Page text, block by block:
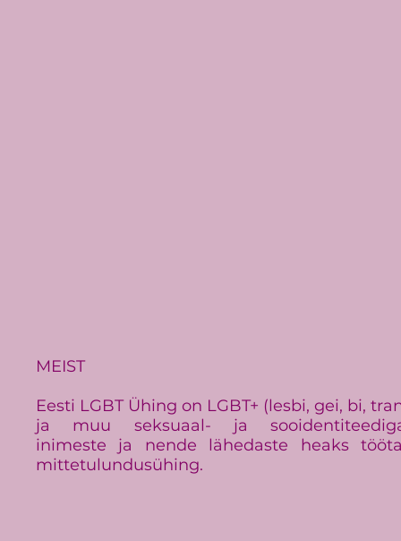
MEIST
Eesti LGBT Ühing on LGBT+ (lesbi, gei, bi,
ja muu seksuaal- ja
inimeste ja nende lähedaste heaks
mittetulundusühing.